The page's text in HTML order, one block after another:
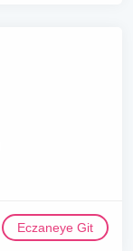
Eczaneye Git